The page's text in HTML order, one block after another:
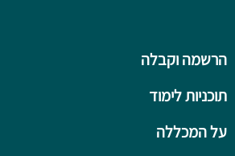
על המכללה
תוכניות לימוד
הרשמה וקבלה